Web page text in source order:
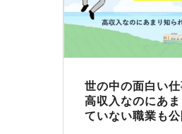
世の中の面白い仕
高収入なのにあ
ていない職業も公